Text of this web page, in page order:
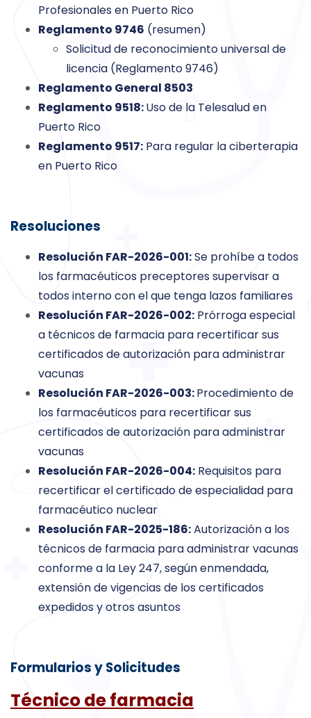
Profesionales en Puerto Rico
Reglamento 9746 (resumen)
Solicitud de reconocimiento universal de
licencia (Reglamento 9746)
Reglamento General 8503
Reglamento 9518:Uso de la Telesalud en
Puerto Rico
Reglamento 9517: Para regular la ciberterapia
en Puerto Rico
Resoluciones
Resolución FAR-2026-001:Se prohíbe a todos
los farmacéuticos preceptores supervisar a
todos interno con el que tenga lazos familiares
Resolución FAR-2026-002: Prórroga especial
a técnicos de farmacia para recertificar sus
certificados de autorización para administrar
vacunas
Resolución FAR-2026-003:Procedimiento de
los farmacéuticos para recertificar sus
certificados de autorización para administrar
vacunas
Resolución FAR-2026-004: Requisitos para
recertificar el certificado de especialidad para
farmacéutico nuclear
Resolución FAR-2025-186:Autorización a los
técnicos de farmacia para administrar vacunas
conforme a la Ley 247, según enmendada,
extensión de vigencias de los certificados
expedidos y otros asuntos
Formularios y Solicitudes
Técnico de farmacia